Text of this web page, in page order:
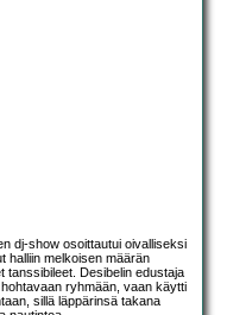
dj-show osoittautui oivalliseksi
halliin melkoisen määrän
tanssibileet. Desibelin edustaja
ryhmään, vaan käytti
sillä läppärinsä takana